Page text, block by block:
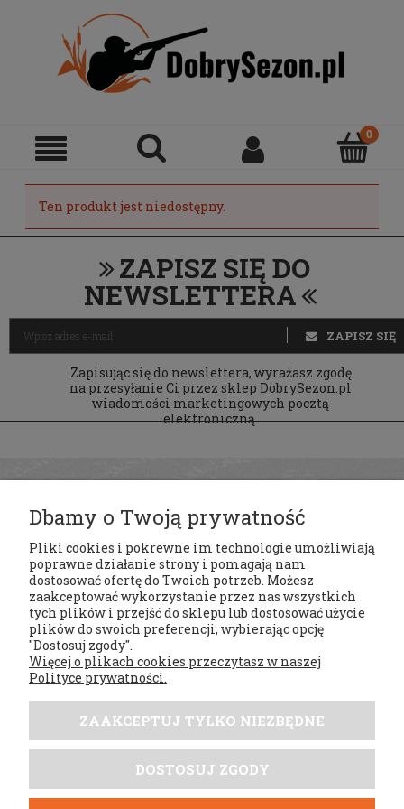
Ten produkt jest niedostępny.
ZAPISZ SIĘ DO
NEWSLETTERA
Zapisując się do newslettera, wyrażasz zgodę
na przesyłanie Ci przez sklep DobrySezon.pl
wiadomości marketingowych pocztą
elektroniczną.
ZAPISZ SIĘ
Regulaminy
Moje konto
Płatności i dostawa
Tabele rozmiarów
DobrySezon.pl
Dbamy o Twoją prywatność
Pliki cookies i pokrewne im technologie umożliwiają
poprawne działanie strony i pomagają nam
dostosować ofertę do Twoich potrzeb. Możesz
zaakceptować wykorzystanie przez nas wszystkich
tych plików i przejść do sklepu lub dostosować użycie
plików do swoich preferencji, wybierając opcję
"Dostosuj zgody".
Więcej o plikach cookies przeczytasz w naszej
Polityce prywatności.
ZAAKCEPTUJ TYLKO NIEZBĘDNE
DOSTOSUJ ZGODY